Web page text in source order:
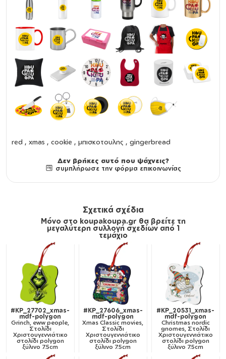
red , xmas , cookie , μπισκοτουλης , gingerbread
Δεν βρήκες αυτό που ψάχνεις?
συμπλήρωσε την φόρμα επικοινωνίας
Σχετικά σχέδια
Μόνο στο koupakoupa.gr θα βρείτε τη
μεγαλύτερη συλλογή σχεδίων από 1
τεμάχιο
#KP_27702_xmas-
mdf-polygon
Grinch, eww people,
Στολίδι
Χριστουγεννιάτικο
στολίδι polygon
ξύλινο 7.5cm
#KP_27606_xmas-
mdf-polygon
Xmas Classic movies,
Στολίδι
Χριστουγεννιάτικο
στολίδι polygon
ξύλινο 7.5cm
#KP_20531_xmas-
mdf-polygon
Christmas nordic
gnomes, Στολίδι
Χριστουγεννιάτικο
στολίδι polygon
ξύλινο 7.5cm